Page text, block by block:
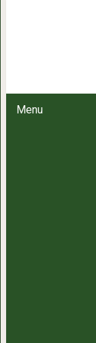
Menu